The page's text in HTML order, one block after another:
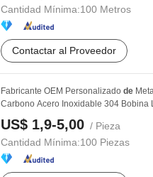
Cantidad Mínima:100 Metros
Contactar al Proveedor
Fabricante OEM Personalizado de
Carbono Acero Inoxidable 304 Bobina
Gancho ...
US$ 1,9-5,00 / Pieza
Cantidad Mínima:100 Piezas